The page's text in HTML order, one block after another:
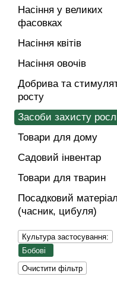
Насіння у великих
фасовках
Насіння квітів
Насіння овочів
Добрива та
росту
Засоби захисту
Товари для дому
Садовий інвентар
Товари для тварин
Посадковий матеріал
(часник, цибуля)
Культура застосування:
Бобові
Очистити фільтр